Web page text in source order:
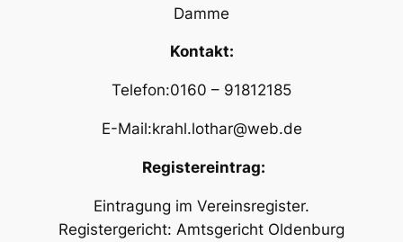
Damme
Kontakt:
Telefon:0160 – 91812185
E-Mail:krahl.lothar@web.de
Registereintrag:
Eintragung im Vereinsregister.
Registergericht: Amtsgericht Oldenburg